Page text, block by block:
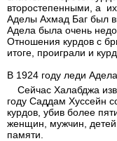
второстепенными, а
Аделы Ахмад Баг был
Адела была очень
Отношения курдов с
итоге, проиграли и
В 1924 году леди
Сейчас Халабджа
году Саддам Хуссейн
курдов, убив более
женщин, мужчин,
памяти.